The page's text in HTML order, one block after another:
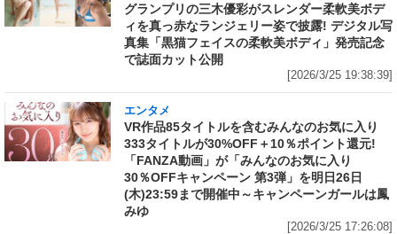
グランプリの三木優彩がスレンダー柔軟美ボデ
ィを真っ赤なランジェリー姿で披露! デジタル写
真集「黒猫フェイスの柔軟美ボディ」発売記念
で誌面カット公開
[2026/3/25 19:38:39]
エンタメ
VR作品85タイトルを含むみんなのお気に入り
333タイトルが30%OFF＋10％ポイント還元!
「FANZA動画」が「みんなのお気に入り
30％OFFキャンペーン 第3弾」を明日26日
(木)23:59まで開催中～キャンペーンガールは鳳
みゆ
[2026/3/25 17:26:08]